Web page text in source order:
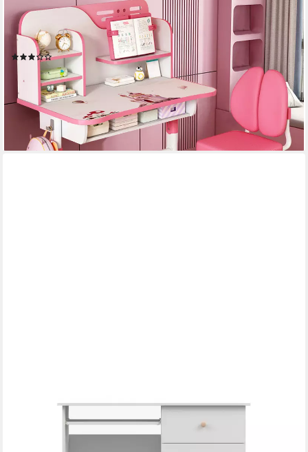
Kinder,Höheverstellbar 105 und 111 cm (Kinder-Schreibtisch-
und Stuhl-Set, 1-St., 1 x Kinderschreibtisch, 1 x Kinderstuhl),
Schreibtisch mit Stuhl, Bücherständer und Schublade für Jungs
Mädchen (4)
154,99 € UVP
(77,50 €/ 1 Stk)
-57%
lieferbar - in 6-8 Werktagen bei dir
Schubladen Stauraum (Set, 3-St., ganz in Weiß / Cashmere,
Griffe: Rosa / Anthrazit OSCAR-Kollektion), Kinderzimmer
Jugendzimmer Jungenzimmer Mädchenzimmer